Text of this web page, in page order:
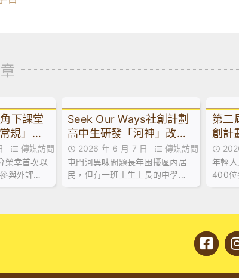
下課堂
規」到
論傳媒訪問
榮幸首次以
與外評。
在客觀的
是教學技
Seek Our Ways社創計劃
高中生研發「河神」改善
屯門河異味奪冠
2026 年 6 月 7 日
傳媒訪問
屯門河異味問題長年困擾區內居
民，但有一班土生土長的中學生
選擇以行動回應。他們親身採集
最終研發出低成本生態淨化懸浮
第二
創計
諗出
年輕
400位
Ways
為社